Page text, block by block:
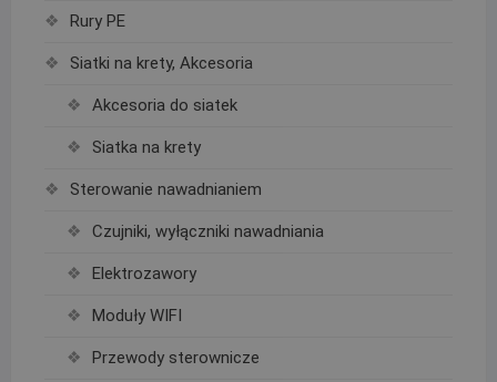
Rury PE
Siatki na krety, Akcesoria
Akcesoria do siatek
Siatka na krety
Sterowanie nawadnianiem
Czujniki, wyłączniki nawadniania
Elektrozawory
Moduły WIFI
Przewody sterownicze